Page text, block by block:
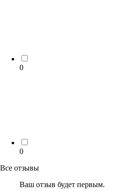
0
0
Все отзывы
Ваш отзыв будет первым.